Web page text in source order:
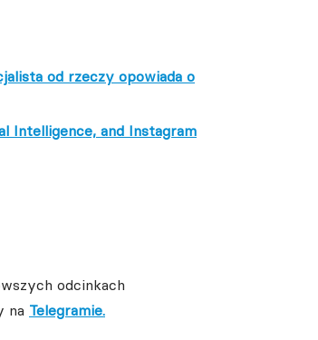
od rzeczy opowiada o
Intelligence, and Instagram
odcinkach
na Telegramie.